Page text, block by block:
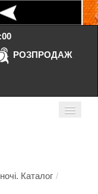
РОЗПРОДАЖ
Каталог /